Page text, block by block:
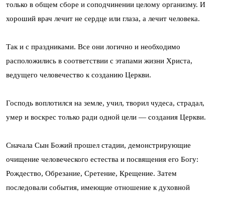
только в общем сборе и соподчинении целому организму. И
хороший врач лечит не сердце или глаза, а лечит человека.
Так и с праздниками. Все они логично и необходимо
расположились в соответствии с этапами жизни Христа,
ведущего человечество к созданию Церкви.
Господь воплотился на земле, учил, творил чудеса, страдал,
умер и воскрес только ради одной цели — создания Церкви.
Сначала Сын Божий прошел стадии, демонстрирующие
очищение человеческого естества и посвящения его Богу:
Рождество, Обрезание, Сретение, Крещение. Затем
последовали события, имеющие отношение к духовной